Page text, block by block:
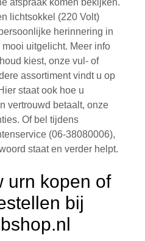
lichtsokkel (220 Volt)
herinnering in
uitgelicht. Meer info
kiest, onze vul- of
assortiment vindt u op
staat ook hoe u
vertrouwd betaalt, onze
Of bel tijdens
(06-38080006),
staat en verder helpt.
urn kopen of
bij